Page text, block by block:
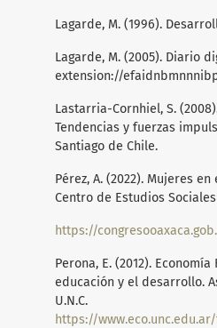
Lagarde, M. (1996).
Lagarde, M. (2005). Diario
extension://
Lastarria-Cornhiel, S.
Tendencias y fuerzas
Santiago de Chile.
Pérez, A. (2022). Mujeres
Centro de Estudios
Perona, E. (2012).
educación y el desarrollo.
U.N.C.
https://www.eco.unc.edu.ar/